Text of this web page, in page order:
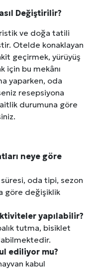
Değiştirilir?
ve doğa tatili
Otelde konaklayan
geçirmek, yürüyüş
için bu mekânı
yaparken, oda
resepsiyona
durumuna göre
neye göre
oda tipi, sezon
göre değişiklik
yapılabilir?
tutma, bisiklet
ediliyor mu?
kabul